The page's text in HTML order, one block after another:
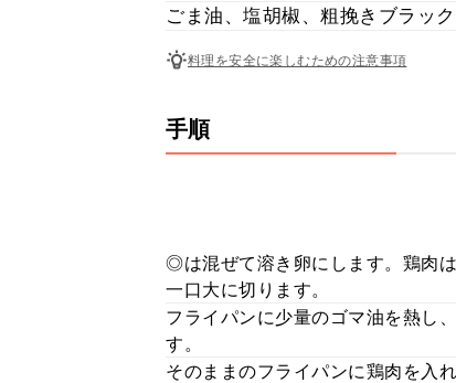
ごま油、塩胡椒、粗挽きブラッ
料理を安全に楽しむための注意事項
手順
◎は混ぜて溶き卵にします。鶏肉
一口大に切ります。
フライパンに少量のゴマ油を熱し
す。
そのままのフライパンに鶏肉を入